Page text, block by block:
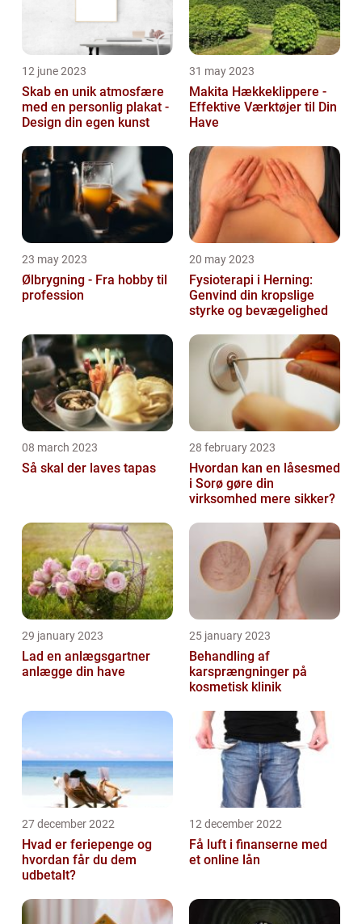
12 june 2023
Skab en unik atmosfære
med en personlig plakat -
Design din egen kunst
31 may 2023
Makita Hækkeklippere -
Effektive Værktøjer til Din
Have
23 may 2023
Ølbrygning - Fra hobby til
profession
20 may 2023
Fysioterapi i Herning:
Genvind din kropslige
styrke og bevægelighed
08 march 2023
Så skal der laves tapas
28 february 2023
Hvordan kan en låsesmed
i Sorø gøre din
virksomhed mere sikker?
29 january 2023
Lad en anlægsgartner
anlægge din have
25 january 2023
Behandling af
karsprængninger på
kosmetisk klinik
27 december 2022
Hvad er feriepenge og
hvordan får du dem
udbetalt?
12 december 2022
Få luft i finanserne med
et online lån